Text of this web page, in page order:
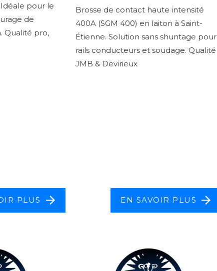
Idéale pour le
de
Qualité pro,
PLUS
Brosse de contact haute intensité
400A (SGM 400) en laiton à Saint-
Étienne. Solution sans shuntage pour
rails conducteurs et soudage. Qualité
JMB & Devirieux
EN SAVOIR PLUS